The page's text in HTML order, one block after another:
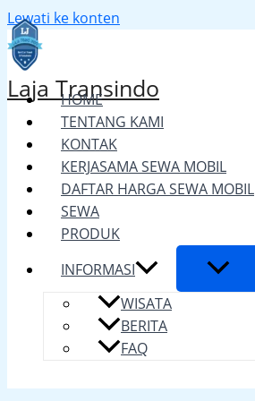
Lewati ke konten
Laja Transindo
HOME
TENTANG KAMI
KONTAK
KERJASAMA SEWA MOBIL
DAFTAR HARGA SEWA MOBIL
SEWA
PRODUK
INFORMASI
WISATA
BERITA
FAQ